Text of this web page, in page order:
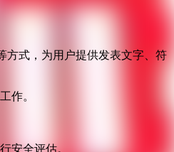
方式，为用户提供发表文字、符
作。
安全评估。